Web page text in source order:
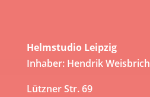
Helmstudio Leipzig
Inhaber: Hendrik Weisbrich
Lützner Str. 69